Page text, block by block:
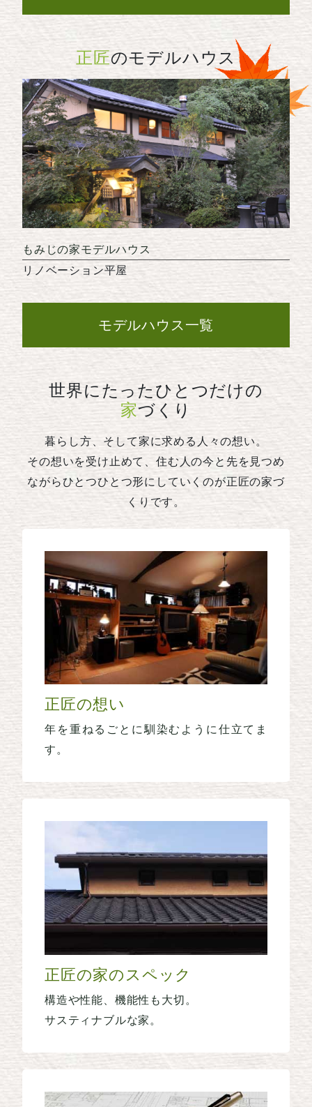
正匠のモデルハウス
もみじの家モデルハウス
リノベーション平屋
モデルハウス一覧
世界にたったひとつだけの
家づくり
暮らし方、そして家に求める人々の想い。
その想いを受け止めて、住む人の今と先を見つめ
ながらひとつひとつ形にしていくのが正匠の家づ
くりです。
正匠の想い
年を重ねるごとに馴染むように仕立てま
す。
正匠の家のスペック
構造や性能、機能性も大切。
サスティナブルな家。